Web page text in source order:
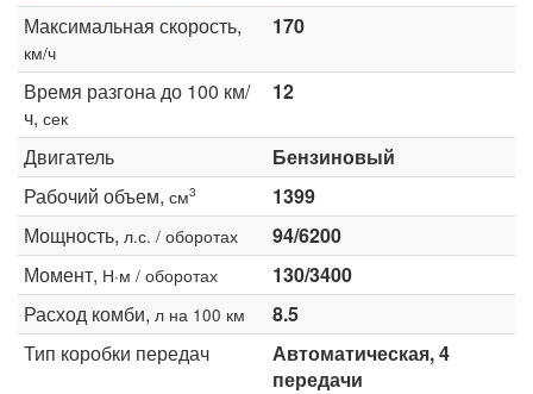
Максимальная скорость,
км/ч
170
Время разгона до 100 км/
ч, сек
12
Двигатель
Бензиновый
Рабочий объем, см3
1399
Мощность, л.с. / оборотах
94/6200
Момент, Н·м / оборотах
130/3400
Расход комби, л на 100 км
8.5
Тип коробки передач
Автоматическая, 4
передачи